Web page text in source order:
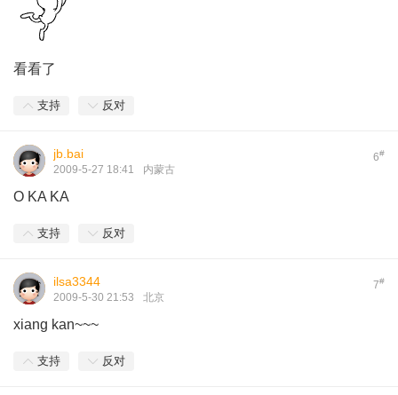
看看了
支持 反对
6#
jb.bai
2009-5-27 18:41 内蒙古
O KA KA
支持 反对
7#
ilsa3344
2009-5-30 21:53 北京
xiang kan~~~
支持 反对